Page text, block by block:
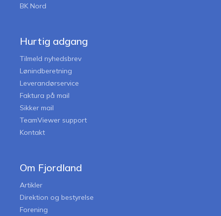
BK Nord
Hurtig adgang
Tilmeld nyhedsbrev
Lønindberetning
Leverandørservice
Faktura på mail
Sikker mail
TeamViewer support
Kontakt
Om Fjordland
Artikler
Direktion og bestyrelse
Forening